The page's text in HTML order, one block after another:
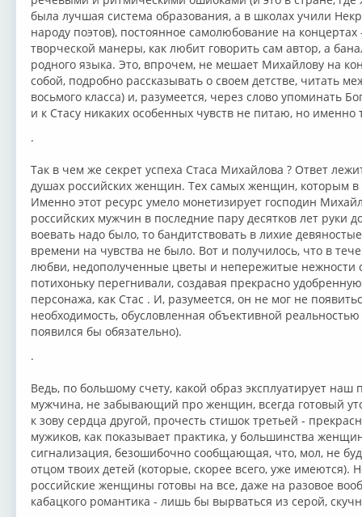
была лучшая система образования, а в школах учили
народу поэтов), постоянное самолюбование на
творческой манеры, как любит говорить сам автор, а
родного языка. Это, впрочем, не мешает Михайлову на
собой, подробно рассказывать о своем детстве, читать
восьмого класса) и, разумеется, через слово упоминать
и к Стасу никаких особенных чувств не питаю, но именно
.
Так в чем же секрет успеха Стаса Михайлова ? Ответ
душах российских женщин. Тех самых женщин, которым
Именно этот ресурс умело монетизирует господин
российских мужчин в последние пару десятков лет руки
воевать надо было, то бандитствовать в лихие
времени на чувства не было. Вот и получилось, что в
любви, недополученные цветы и непережитые нежности
потихоньку перегнивали, создавая прекрасно
персонажа, как Стас . И, разумеется, он не мог не
необходимость, обусловленная объективной
появился бы обязательно).
.
Ведь, по большому счету, какой образ эксплуатирует наш
мужчина, не забывающий про женщин, всегда готовый
к зову сердца другой, прочесть стишок третьей -
мужиков, как показывает практика, у большинства
сигнализация, безошибочно сообщающая, что, мол, не
отцом твоих детей (которые, скорее всего, уже имеются).
российские женщины готовы на все, даже на разовое
кабацкого романтика - лишь бы вырваться из серой,